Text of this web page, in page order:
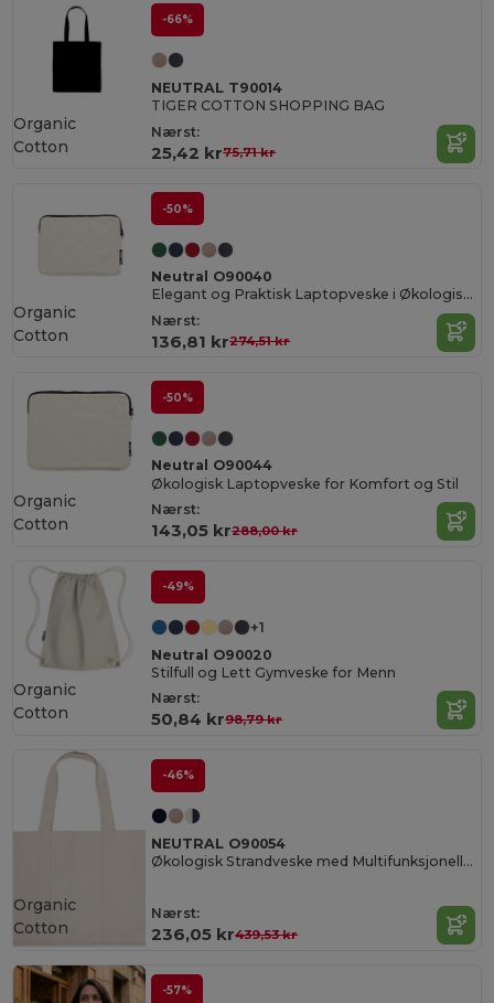
-66%
NEUTRAL T90014
TIGER COTTON SHOPPING BAG
Nærst:
25,42 kr75,71 kr
Organic
Cotton
-50%
Neutral O90040
Elegant og Praktisk Laptopveske i Økologisk Bomull
Nærst:
136,81 kr274,51 kr
Organic
Cotton
-50%
Neutral O90044
Økologisk Laptopveske for Komfort og Stil
Nærst:
143,05 kr288,00 kr
Organic
Cotton
-49%
+1
Neutral O90020
Stilfull og Lett Gymveske for Menn
Nærst:
50,84 kr98,79 kr
Organic
Cotton
-46%
NEUTRAL O90054
Økologisk Strandveske med Multifunksjonelle Stropper
Nærst:
236,05 kr439,53 kr
Organic
Cotton
-57%